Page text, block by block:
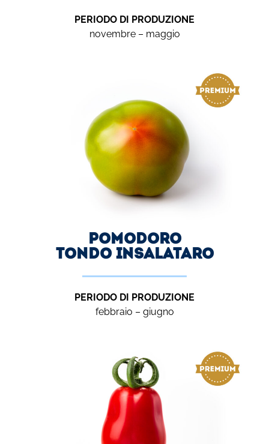
PERIODO DI PRODUZIONE
novembre – maggio
Pomodoro
TONDO INSALATARO
PERIODO DI PRODUZIONE
febbraio – giugno